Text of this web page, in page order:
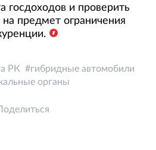
госдоходов и проверить
предмет ограничения
РК
гибридные автомобили
органы